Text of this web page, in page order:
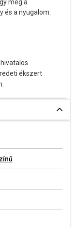
még a
és a nyugalom.
ékszert